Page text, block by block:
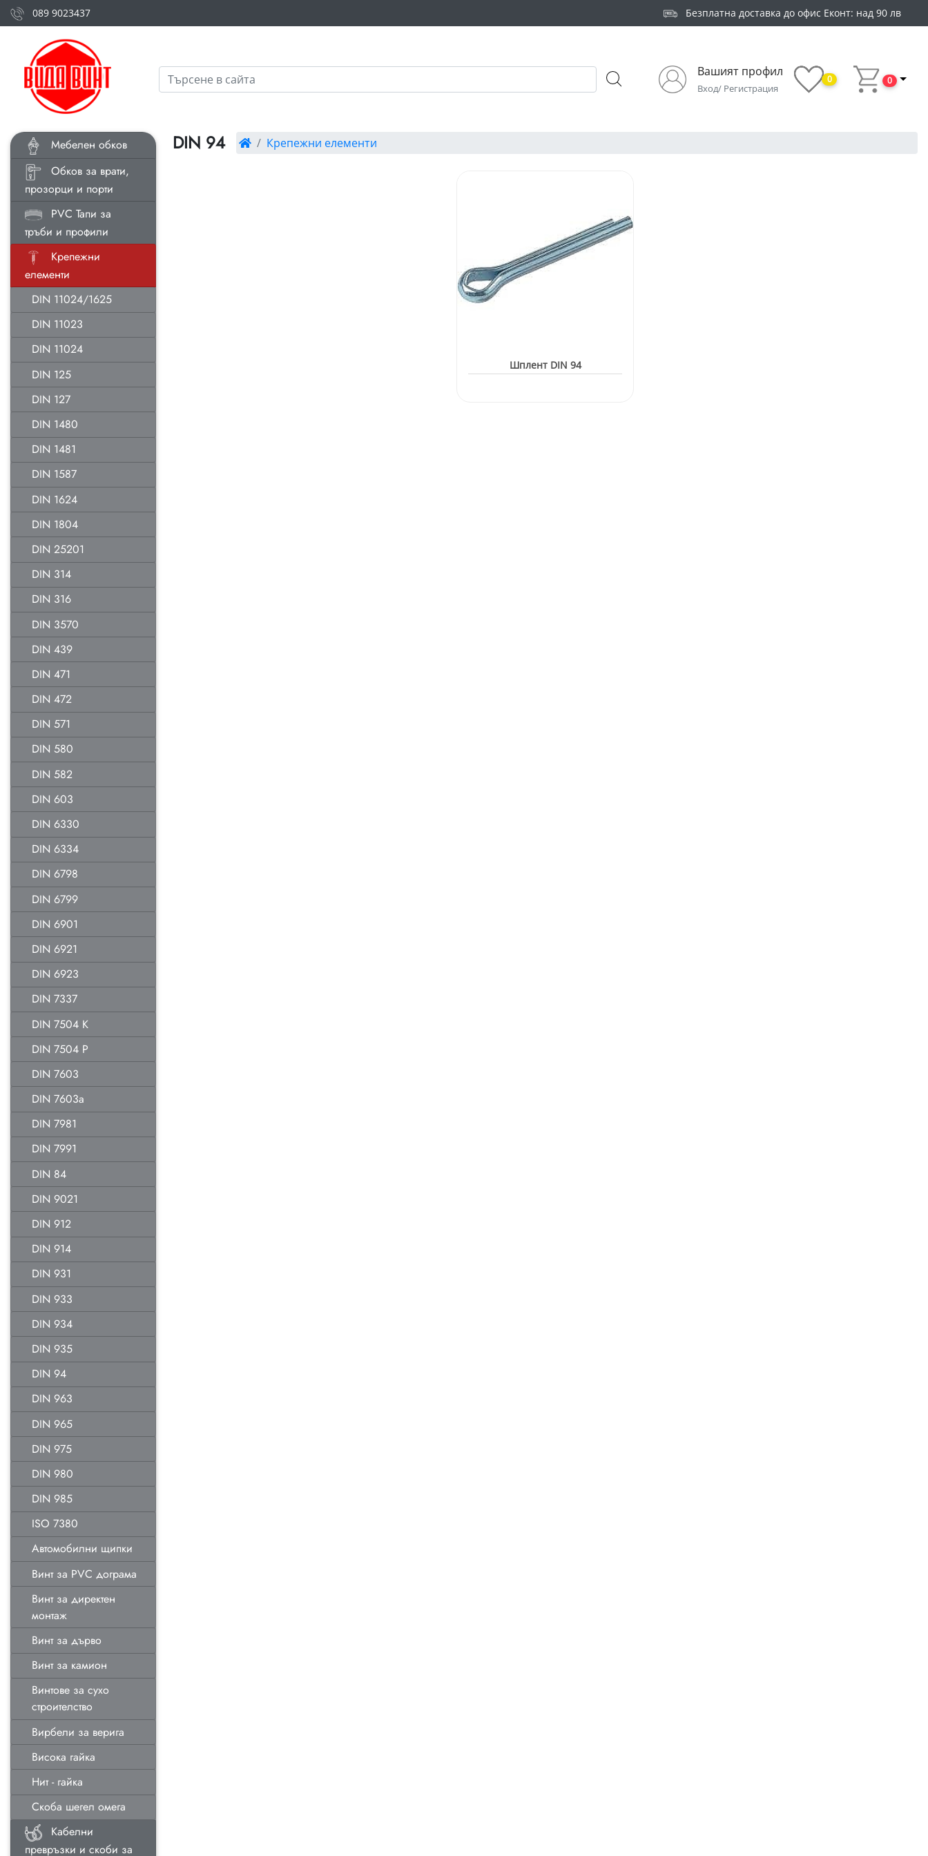
089 9023437 Безплатна доставка до офис Еконт: над 90 лв
Вашият профил
Вход/ Регистрация
0 0
Мебелен обков
Обков за врати,
прозорци и порти
PVC Тапи за
тръби и профили
Крепежни
елементи
DIN 11024/1625
DIN 11023
DIN 11024
DIN 125
DIN 127
DIN 1480
DIN 1481
DIN 1587
DIN 1624
DIN 1804
DIN 25201
DIN 314
DIN 316
DIN 3570
DIN 439
DIN 471
DIN 472
DIN 571
DIN 580
DIN 582
DIN 603
DIN 6330
DIN 6334
DIN 6798
DIN 6799
DIN 6901
DIN 6921
DIN 6923
DIN 7337
DIN 7504 K
DIN 7504 P
DIN 7603
DIN 7603a
DIN 7981
DIN 7991
DIN 84
DIN 9021
DIN 912
DIN 914
DIN 931
DIN 933
DIN 934
DIN 935
DIN 94
DIN 963
DIN 965
DIN 975
DIN 980
DIN 985
ISO 7380
Автомобилни щипки
Винт за PVC дограма
Винт за директен
монтаж
Винт за дърво
Винт за камион
Винтове за сухо
строителство
Вирбели за верига
Висока гайка
Нит - гайка
Скоба шегел омега
Кабелни
превръзки и скоби за
DIN 94 Крепежни елементи
Шплент DIN 94